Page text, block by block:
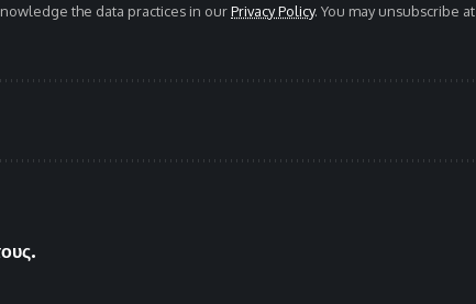
the data practices in ourPrivacy Policy. You may unsubscribe at